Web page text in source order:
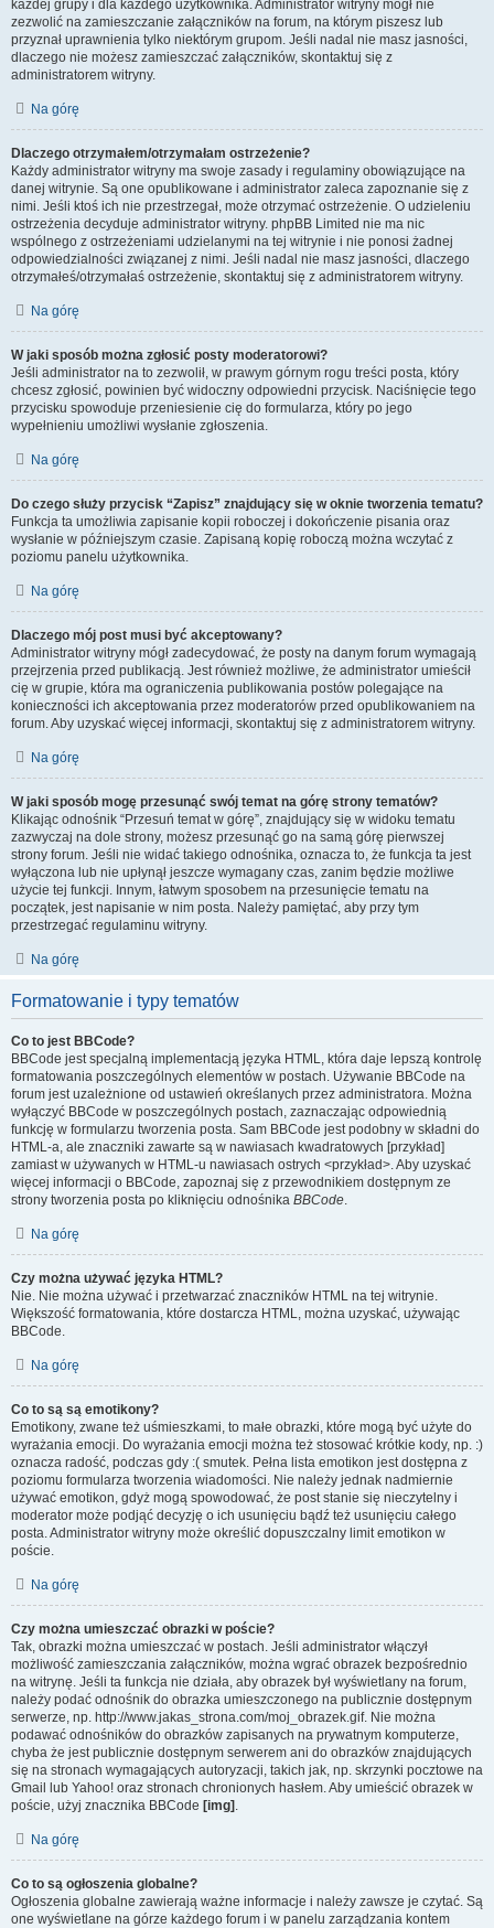
każdej grupy i dla każdego użytkownika. Administrator witryny mógł nie
zezwolić na zamieszczanie załączników na forum, na którym piszesz lub
przyznał uprawnienia tylko niektórym grupom. Jeśli nadal nie masz jasności,
dlaczego nie możesz zamieszczać załączników, skontaktuj się z
administratorem witryny.
Na górę
Dlaczego otrzymałem/otrzymałam ostrzeżenie?
Każdy administrator witryny ma swoje zasady i regulaminy obowiązujące na
danej witrynie. Są one opublikowane i administrator zaleca zapoznanie się z
nimi. Jeśli ktoś ich nie przestrzegał, może otrzymać ostrzeżenie. O udzieleniu
ostrzeżenia decyduje administrator witryny. phpBB Limited nie ma nic
wspólnego z ostrzeżeniami udzielanymi na tej witrynie i nie ponosi żadnej
odpowiedzialności związanej z nimi. Jeśli nadal nie masz jasności, dlaczego
otrzymałeś/otrzymałaś ostrzeżenie, skontaktuj się z administratorem witryny.
Na górę
W jaki sposób można zgłosić posty moderatorowi?
Jeśli administrator na to zezwolił, w prawym górnym rogu treści posta, który
chcesz zgłosić, powinien być widoczny odpowiedni przycisk. Naciśnięcie tego
przycisku spowoduje przeniesienie cię do formularza, który po jego
wypełnieniu umożliwi wysłanie zgłoszenia.
Na górę
Do czego służy przycisk “Zapisz” znajdujący się w oknie tworzenia tematu?
Funkcja ta umożliwia zapisanie kopii roboczej i dokończenie pisania oraz
wysłanie w późniejszym czasie. Zapisaną kopię roboczą można wczytać z
poziomu panelu użytkownika.
Na górę
Dlaczego mój post musi być akceptowany?
Administrator witryny mógł zadecydować, że posty na danym forum wymagają
przejrzenia przed publikacją. Jest również możliwe, że administrator umieścił
cię w grupie, która ma ograniczenia publikowania postów polegające na
konieczności ich akceptowania przez moderatorów przed opublikowaniem na
forum. Aby uzyskać więcej informacji, skontaktuj się z administratorem witryny.
Na górę
W jaki sposób mogę przesunąć swój temat na górę strony tematów?
Klikając odnośnik “Przesuń temat w górę”, znajdujący się w widoku tematu
zazwyczaj na dole strony, możesz przesunąć go na samą górę pierwszej
strony forum. Jeśli nie widać takiego odnośnika, oznacza to, że funkcja ta jest
wyłączona lub nie upłynął jeszcze wymagany czas, zanim będzie możliwe
użycie tej funkcji. Innym, łatwym sposobem na przesunięcie tematu na
początek, jest napisanie w nim posta. Należy pamiętać, aby przy tym
przestrzegać regulaminu witryny.
Na górę
Formatowanie i typy tematów
Co to jest BBCode?
BBCode jest specjalną implementacją języka HTML, która daje lepszą kontrolę
formatowania poszczególnych elementów w postach. Używanie BBCode na
forum jest uzależnione od ustawień określanych przez administratora. Można
wyłączyć BBCode w poszczególnych postach, zaznaczając odpowiednią
funkcję w formularzu tworzenia posta. Sam BBCode jest podobny w składni do
HTML-a, ale znaczniki zawarte są w nawiasach kwadratowych [przykład]
zamiast w używanych w HTML-u nawiasach ostrych <przykład>. Aby uzyskać
więcej informacji o BBCode, zapoznaj się z przewodnikiem dostępnym ze
strony tworzenia posta po kliknięciu odnośnika BBCode.
Na górę
Czy można używać języka HTML?
Nie. Nie można używać i przetwarzać znaczników HTML na tej witrynie.
Większość formatowania, które dostarcza HTML, można uzyskać, używając
BBCode.
Na górę
Co to są są emotikony?
Emotikony, zwane też uśmieszkami, to małe obrazki, które mogą być użyte do
wyrażania emocji. Do wyrażania emocji można też stosować krótkie kody, np. :)
oznacza radość, podczas gdy :( smutek. Pełna lista emotikon jest dostępna z
poziomu formularza tworzenia wiadomości. Nie należy jednak nadmiernie
używać emotikon, gdyż mogą spowodować, że post stanie się nieczytelny i
moderator może podjąć decyzję o ich usunięciu bądź też usunięciu całego
posta. Administrator witryny może określić dopuszczalny limit emotikon w
poście.
Na górę
Czy można umieszczać obrazki w poście?
Tak, obrazki można umieszczać w postach. Jeśli administrator włączył
możliwość zamieszczania załączników, można wgrać obrazek bezpośrednio
na witrynę. Jeśli ta funkcja nie działa, aby obrazek był wyświetlany na forum,
należy podać odnośnik do obrazka umieszczonego na publicznie dostępnym
serwerze, np. http://www.jakas_strona.com/moj_obrazek.gif. Nie można
podawać odnośników do obrazków zapisanych na prywatnym komputerze,
chyba że jest publicznie dostępnym serwerem ani do obrazków znajdujących
się na stronach wymagających autoryzacji, takich jak, np. skrzynki pocztowe na
Gmail lub Yahoo! oraz stronach chronionych hasłem. Aby umieścić obrazek w
poście, użyj znacznika BBCode [img] .
Na górę
Co to są ogłoszenia globalne?
Ogłoszenia globalne zawierają ważne informacje i należy zawsze je czytać. Są
one wyświetlane na górze każdego forum i w panelu zarządzania kontem